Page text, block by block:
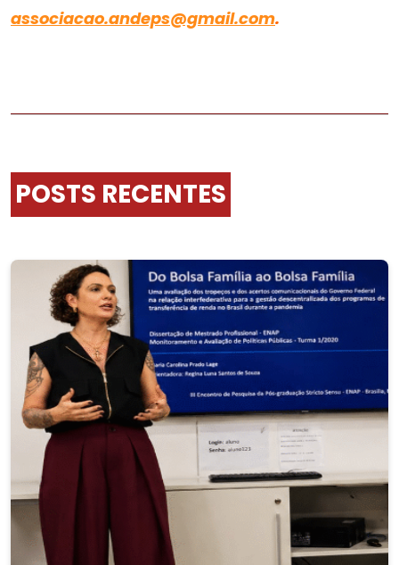
associacao.andeps@gmail.com.
POSTS RECENTES